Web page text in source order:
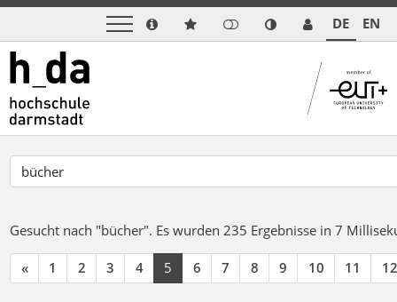
DE EN
Gesucht nach "bücher". Es wurden 235 Ergebnisse in 7
« 1 2 3 4 5 6 7 8 9 10 11 12